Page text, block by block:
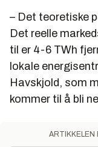
– Det teoretiske
Det reelle
til er 4-6 TWh
lokale
Havskjold, som
kommer til å bli